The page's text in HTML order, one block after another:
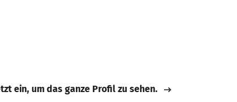
ein, um das ganze Profil zu sehen.